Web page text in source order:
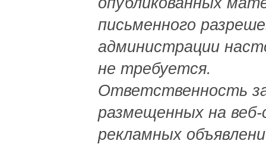
письменного
администрации
не требуется.
Ответственность
размещенных на
рекламных